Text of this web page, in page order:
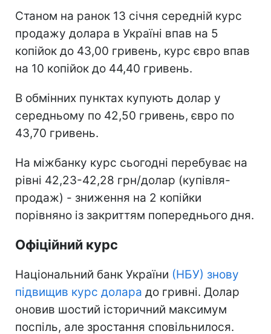
Станом на ранок 13 січня середній курс
продажу долара в Україні впав на 5
копійок до 43,00 гривень, курс євро впав
на 10 копійок до 44,40 гривень.
В обмінних пунктах купують долар у
середньому по 42,50 гривень, євро по
43,70 гривень.
На міжбанку курс сьогодні перебуває на
рівні 42,23-42,28 грн/долар (купівля-
продаж) - зниження на 2 копійки
порівняно із закриттям попереднього дня.
Офіційний курс
Національний банк України (НБУ) знову
підвищив курс долара до гривні. Долар
оновив шостий історичний максимум
поспіль, але зростання сповільнилося.